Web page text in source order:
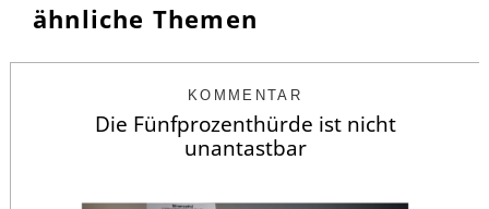
ähnliche Themen
KOMMENTAR
Die Fünfprozenthürde ist nicht
unantastbar